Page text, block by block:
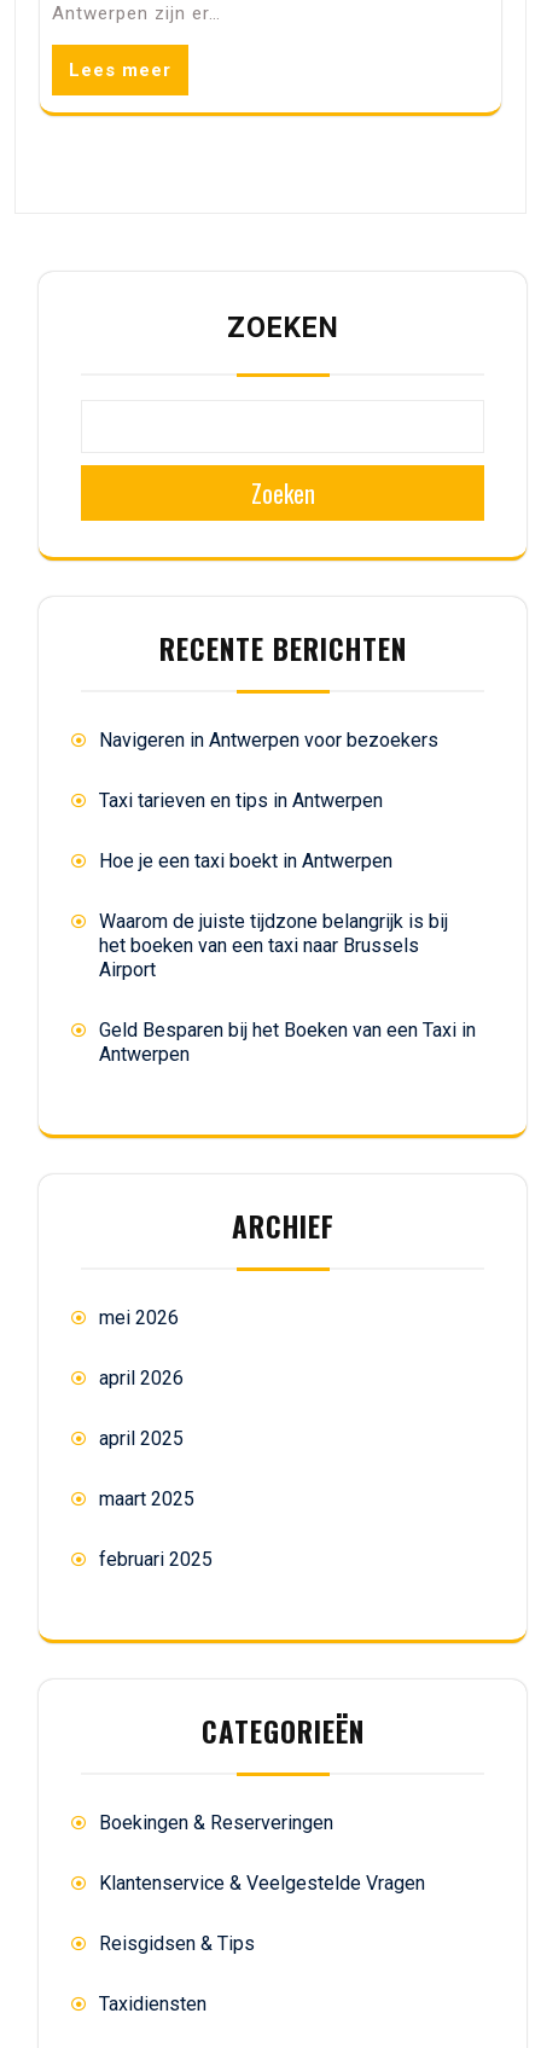
Antwerpen zijn er…
Lees meer
ZOEKEN
Zoeken
RECENTE BERICHTEN
Navigeren in Antwerpen voor bezoekers
Taxi tarieven en tips in Antwerpen
Hoe je een taxi boekt in Antwerpen
Waarom de juiste tijdzone belangrijk is bij
het boeken van een taxi naar Brussels
Airport
Geld Besparen bij het Boeken van een Taxi in
Antwerpen
ARCHIEF
mei 2026
april 2026
april 2025
maart 2025
februari 2025
CATEGORIEËN
Boekingen & Reserveringen
Klantenservice & Veelgestelde Vragen
Reisgidsen & Tips
Taxidiensten